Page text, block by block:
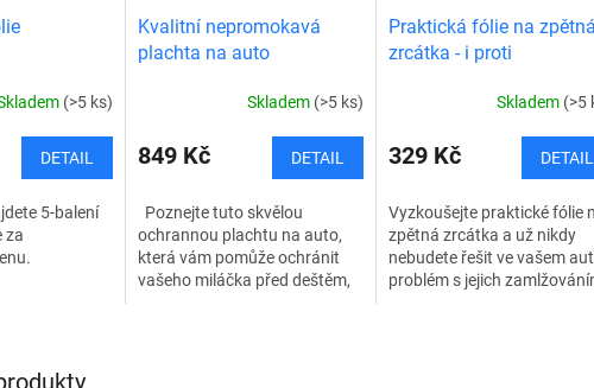
(>5 ks)
DETAIL
5-balení
za
cenu.
Kvalitní nepromokavá
plachta na auto
Skladem (>5 ks)
849 Kč DETAIL
Poznejte tuto skvělou
ochrannou plachtu na auto,
která vám pomůže ochránit
vašeho miláčka před deštěm,
Praktická fólie na zpětná
zrcátka - i proti
Skladem (>5
329 Kč DETAIL
Vyzkoušejte praktické fólie
zpětná zrcátka a už nikdy
nebudete řešit ve vašem
problém s jejich